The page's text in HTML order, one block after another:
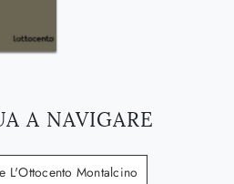
A NAVIGARE
L'Ottocento Montalcino